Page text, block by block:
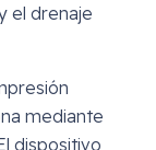
el drenaje
mediante
dispositivo